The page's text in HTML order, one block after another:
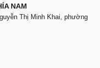
NAM
Thị Minh Khai, phường